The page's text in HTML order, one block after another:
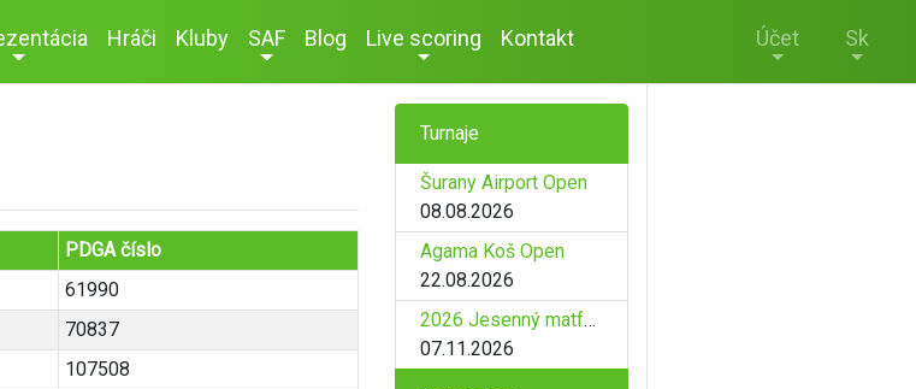
Hráči Kluby SAF Blog Live scoring Kontakt Účet Sk
PDGA číslo
61990
70837
107508
Turnaje
Šurany Airport Open
08.08.2026
Agama Koš Open
22.08.2026
2026 Jesenný matfyz
07.11.2026